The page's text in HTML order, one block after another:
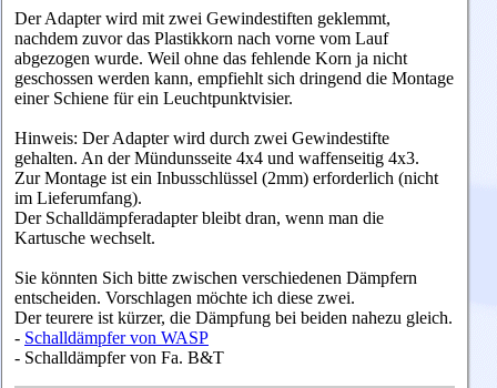
Der Adapter wird mit zwei Gewindestiften geklemmt,
nachdem zuvor das Plastikkorn nach vorne vom Lauf
abgezogen wurde. Weil ohne das fehlende Korn ja nicht
geschossen werden kann, empfiehlt sich dringend die Montage
einer Schiene für ein Leuchtpunktvisier.
Hinweis: Der Adapter wird durch zwei Gewindestifte
gehalten. An der Mündunsseite 4x4 und waffenseitig 4x3.
Zur Montage ist ein Inbusschlüssel (2mm) erforderlich (nicht
im Lieferumfang).
Der Schalldämpferadapter bleibt dran, wenn man die
Kartusche wechselt.
Sie könnten Sich bitte zwischen verschiedenen Dämpfern
entscheiden. Vorschlagen möchte ich diese zwei.
Der teurere ist kürzer, die Dämpfung bei beiden nahezu gleich.
- Schalldämpfer von WASP
- Schalldämpfer von Fa. B&T